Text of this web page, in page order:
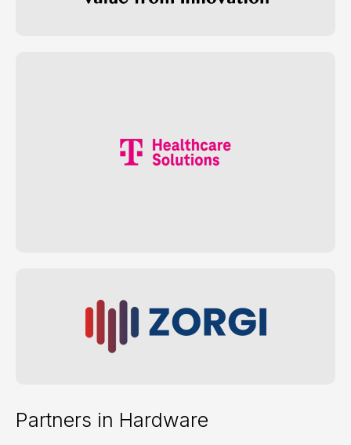
Partners in Hardware